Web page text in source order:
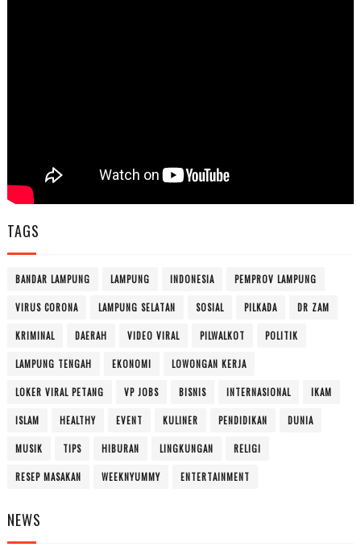
TAGS
BANDAR LAMPUNG LAMPUNG INDONESIA PEMPROV LAMPUNG
VIRUS CORONA LAMPUNG SELATAN SOSIAL PILKADA DR ZAM
KRIMINAL DAERAH VIDEO VIRAL PILWALKOT POLITIK
LAMPUNG TENGAH EKONOMI LOWONGAN KERJA
LOKER VIRAL PETANG VP JOBS BISNIS INTERNASIONAL IKAM
ISLAM HEALTHY EVENT KULINER PENDIDIKAN DUNIA
MUSIK TIPS HIBURAN LINGKUNGAN RELIGI
RESEP MASAKAN WEEKNYUMMY ENTERTAINMENT
NEWS